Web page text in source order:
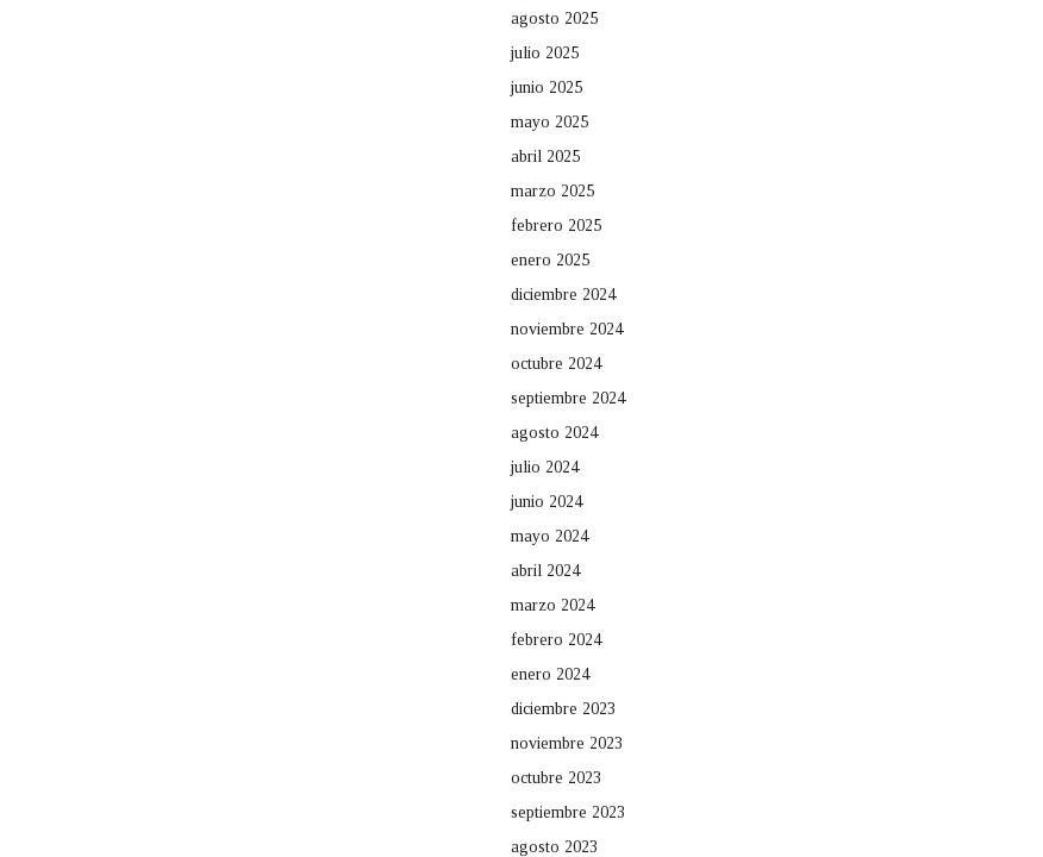
agosto 2025
julio 2025
junio 2025
mayo 2025
abril 2025
marzo 2025
febrero 2025
enero 2025
diciembre 2024
noviembre 2024
octubre 2024
septiembre 2024
agosto 2024
julio 2024
junio 2024
mayo 2024
abril 2024
marzo 2024
febrero 2024
enero 2024
diciembre 2023
noviembre 2023
octubre 2023
septiembre 2023
agosto 2023